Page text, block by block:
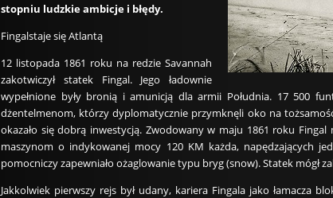
stopniu ludzkie ambicje i błędy.
Fingalstaje się Atlantą
12 listopada 1861 roku na redzie Savannah
zakotwiczył statek Fingal. Jego ładownie
wypełnione były bronią i amunicją dla armii Południa. 17 500
dżentelmenom, którzy dyplomatycznie przymknęli oko na
okazało się dobrą inwestycją. Zwodowany w maju 1861 roku
maszynom o indykowanej mocy 120 KM każda, napędzających
pomocniczy zapewniało ożaglowanie typu bryg (snow). Statek mógł
Jakkolwiek pierwszy rejs był udany, kariera Fingala jako łamacza